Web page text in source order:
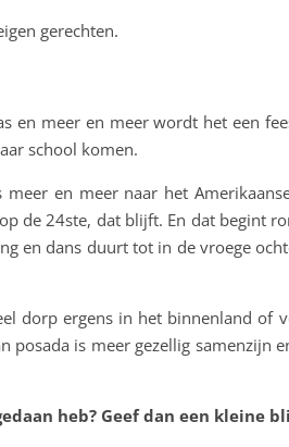
gerechten.
en meer en meer wordt het een
school komen.
en meer naar het
de 24ste, dat blijft. En dat begint
en dans duurt tot in de vroege
dorp ergens in het binnenland
is meer gezellig samenzijn
heb? Geef dan een kleine